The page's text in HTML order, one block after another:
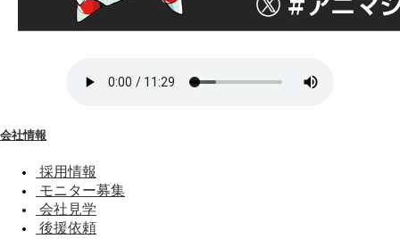
会社情報
採用情報
モニター募集
会社見学
後援依頼